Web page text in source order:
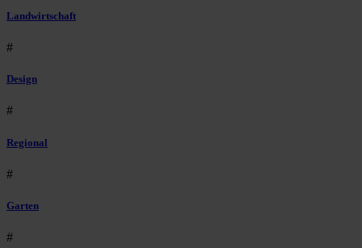
Landwirtschaft
#
Design
#
Regional
#
Garten
#